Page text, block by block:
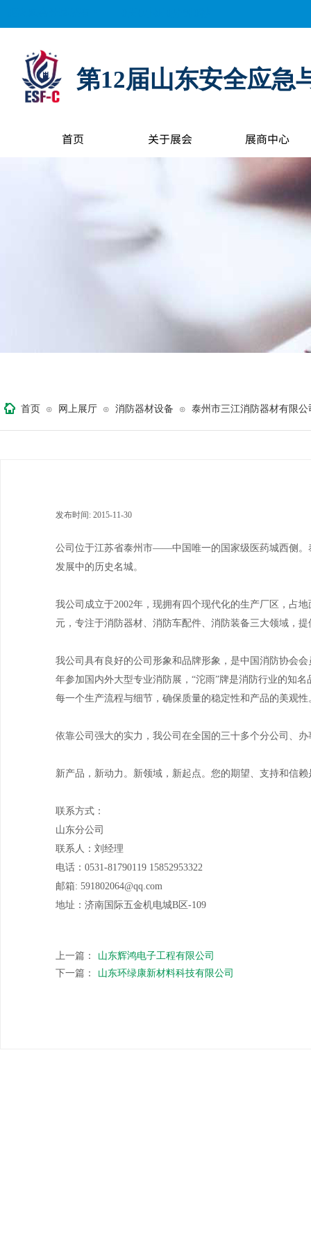
第12届山东安全应急
首页 关于展会 展商中心
首页 ⊙ 网上展厅 ⊙ 消防器材设备 ⊙ 泰州市三江消防器材有限公
发布时间: 2015-11-30
公司位于江苏省泰州市――中国唯一的国家级医药城西侧。
发展中的历史名城。
我公司成立于2002年，现拥有四个现代化的生产厂区，占
元，专注于消防器材、消防车配件、消防装备三大领域，
我公司具有良好的公司形象和品牌形象，是中国消防协会
年参加国内外大型专业消防展，“沱雨”牌是消防行业的知
每一个生产流程与细节，确保质量的稳定性和产品的美观性
依靠公司强大的实力，我公司在全国的三十多个分公司、
新产品，新动力。新领域，新起点。您的期望、支持和信
联系方式：
山东分公司
联系人：刘经理
电话：0531-81790119 15852953322
邮箱: 591802064@qq.com
地址：济南国际五金机电城B区-109
上一篇：
山东辉鸿电子工程有限公司
下一篇：
山东环绿康新材料科技有限公司